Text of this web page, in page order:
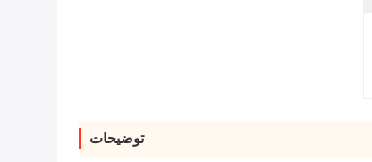
توضیحات